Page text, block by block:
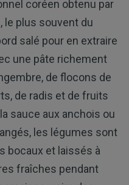
coréen obtenu par
le plus souvent du
salé pour en extraire
une pâte richement
de flocons de
de radis et de fruits
sauce aux anchois ou
les légumes sont
bocaux et laissés à
fraîches pendant